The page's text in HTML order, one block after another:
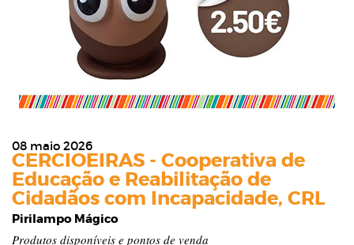
08 maio 2026
CERCIOEIRAS - Cooperativa de
Educação e Reabilitação de
Cidadãos com Incapacidade, CRL
Pirilampo Mágico
Produtos disponíveis e pontos de venda